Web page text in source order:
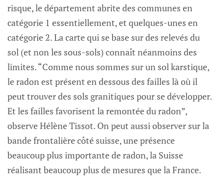
risque, le département abrite des communes en
catégorie 1 essentiellement, et quelques-unes en
catégorie 2. La carte qui se base sur des relevés du
sol (et non les sous-sols) connaît néanmoins des
limites. “Comme nous sommes sur un sol karstique,
le radon est présent en dessous des failles là où il
peut trouver des sols granitiques pour se développer.
Et les failles favorisent la remontée du radon”,
observe Hélène Tissot. On peut aussi observer sur la
bande frontalière côté suisse, une présence
beaucoup plus importante de radon, la Suisse
réalisant beaucoup plus de mesures que la France.